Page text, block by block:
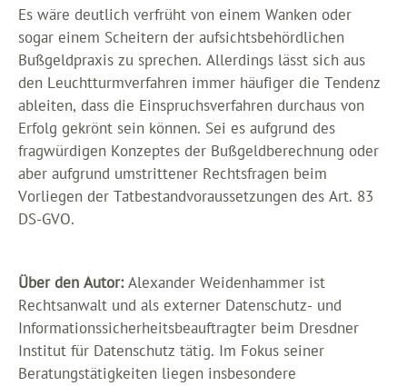
Es wäre deutlich verfrüht von einem Wanken oder
sogar einem Scheitern der aufsichtsbehördlichen
Bußgeldpraxis zu sprechen. Allerdings lässt sich aus
den Leuchtturmverfahren immer häufiger die Tendenz
ableiten, dass die Einspruchsverfahren durchaus von
Erfolg gekrönt sein können. Sei es aufgrund des
fragwürdigen Konzeptes der Bußgeldberechnung oder
aber aufgrund umstrittener Rechtsfragen beim
Vorliegen der Tatbestandvoraussetzungen des Art. 83
DS-GVO.
Über den Autor:Alexander Weidenhammer ist
Rechtsanwalt und als externer Datenschutz- und
Informationssicherheitsbeauftragter beim Dresdner
Institut für Datenschutz tätig. Im Fokus seiner
Beratungstätigkeiten liegen insbesondere